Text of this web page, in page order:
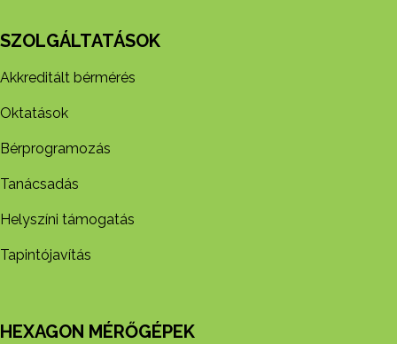
SZOLGÁLTATÁSOK
Akkreditált bérmérés
Oktatások
Bérprogramozás
Tanácsadás
Helyszíni támogatás
Tapintójavítás
HEXAGON MÉRŐGÉPEK